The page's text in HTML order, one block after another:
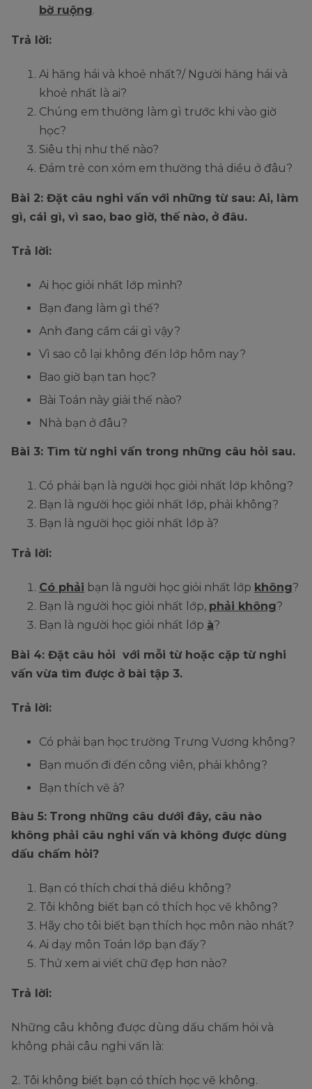
bờ ruộng.
Trả lời:
Ai hăng hái và khoẻ nhất?/ Người hăng hái và
khoẻ nhất là ai?
Chúng em thường làm gì trước khi vào giờ
học?
Siêu thị như thế nào?
Đám trẻ con xóm em thường thả diều ở đâu?
Bài 2: Đặt câu nghi vấn với những từ sau: Ai, làm
gì, cái gì, vì sao, bao giờ, thế nào, ở đâu.
Trả lời:
Ai học giỏi nhất lớp mình?
Bạn đang làm gì thế?
Anh đang cầm cái gì vậy?
Vì sao cô lại không đến lớp hôm nay?
Bao giờ bạn tan học?
Bài Toán này giải thế nào?
Nhà bạn ở đâu?
Bài 3: Tìm từ nghi vấn trong những câu hỏi sau.
Có phải bạn là người học giỏi nhất lớp không?
Bạn là người học giỏi nhất lớp, phải không?
Bạn là người học giỏi nhất lớp à?
Trả lời:
Có phải bạn là người học giỏi nhất lớp không?
Bạn là người học giỏi nhất lớp, phải không?
Bạn là người học giỏi nhất lớp à?
Bài 4: Đặt câu hỏi với mỗi từ hoặc cặp từ nghi
vấn vừa tìm được ở bài tập 3.
Trả lời:
Có phải bạn học trường Trưng Vương không?
Bạn muốn đi đến công viên, phải không?
Bạn thích vẽ à?
Bàu 5: Trong những câu dưới đây, câu nào
không phải câu nghi vấn và không được dùng
dấu chấm hỏi?
Bạn có thích chơi thả diều không?
Tôi không biết bạn có thích học vẽ không?
Hãy cho tôi biết bạn thích học môn nào nhất?
Ai dạy môn Toán lớp bạn đấy?
Thử xem ai viết chữ đẹp hơn nào?
Trả lời:
Những câu không được dùng dấu chấm hỏi và
không phải câu nghi vấn là:
2. Tôi không biết bạn có thích học vẽ không.